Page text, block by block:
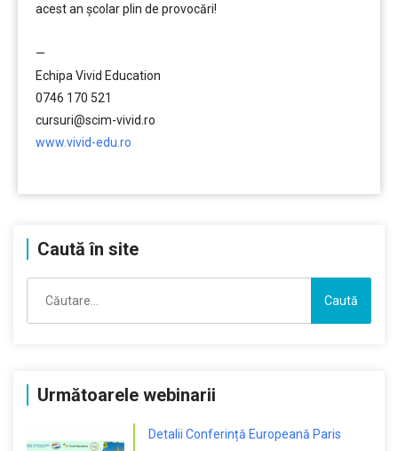
acest an şcolar plin de provocări!
—
Echipa Vivid Education
0746 170 521
cursuri@scim-vivid.ro
www.vivid-edu.ro
Caută în site
după:
Următoarele webinarii
Detalii Conferință Europeană Paris